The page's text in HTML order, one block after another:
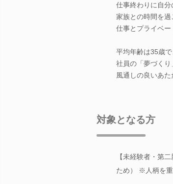
仕事終わりに自分
家族との時間を過
仕事とプライベ
平均年齢は35歳で
社員の「夢づく
風通しの良いあた
対象となる方
【未経験者・第
ため） ※人柄を重